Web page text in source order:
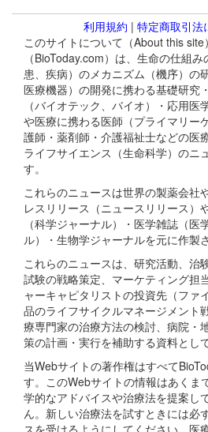
利用規約 | 特定商取引法
このサイトについて（About this site
（BioToday.com）は、生命の仕組
患、疾病）のメカニズム（機序）の
医療機器）の開発に携わる基礎研究
（バイオテック、バイオ）・応用
や医療に携わる医師（プライマリー
護師・薬剤師・介護福祉士などの医
ライフサイエンス（生命科学）のニ
す。
これらのニュースは世界の製薬会社
レスリリース（ニュースリリース）
（科学ジャーナル）・医学雑誌（医
ル）・生物学ジャーナルを元に作製
これらのニュースは、研究活動、治
試験の戦略策定、マーケティング担
ャーキャピタリストの投資先（ファ
品のライフサイクルマネージメント
療専門家の治療方法の検討、病院・
策の計画・実行を補助する資料とし
当Webサイトの著作権はすべて
す。このWebサイトの情報はあくま
学的なアドバイスや治療法を提案し
ん。新しい治療法を試すときには必